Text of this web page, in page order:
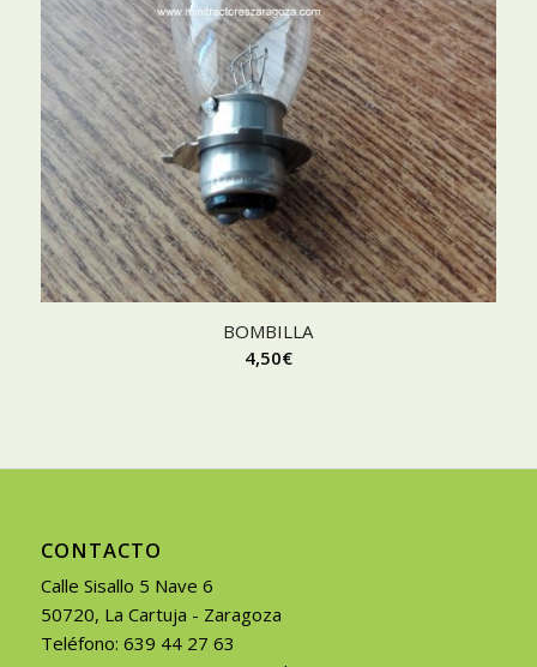
BOMBILLA
4,50€
CONTACTO
Calle Sisallo 5 Nave 6
50720, La Cartuja - Zaragoza
Teléfono: 639 44 27 63